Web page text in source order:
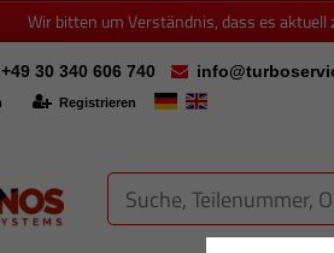
Wir bitten um Verständnis, dass es
30 340 606 740
Registrieren